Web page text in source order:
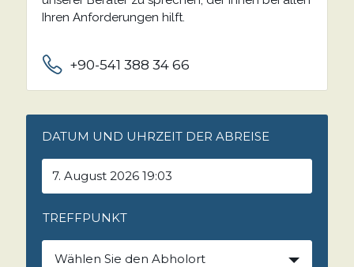
Ihren Anforderungen hilft.
+90-541 388 34 66
DATUM UND UHRZEIT DER ABREISE
TREFFPUNKT
Wählen Sie den Abholort